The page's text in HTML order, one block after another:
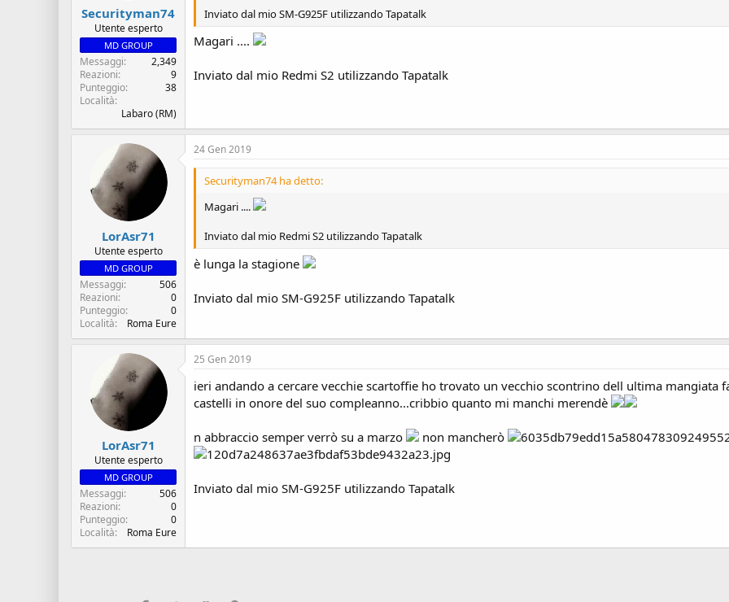
Securityman74
Utente esperto
MD GROUP
Messaggi
2,349
Reazioni
9
Punteggio
38
Località
Labaro (RM)
Inviato dal mio SM-G925F utilizzando Tapatalk
Magari ....
Inviato dal mio Redmi S2 utilizzando Tapatalk
LorAsr71
Utente esperto
MD GROUP
Messaggi
506
Reazioni
0
Punteggio
0
Località
Roma Eure
24 Gen 2019
Securityman74 ha detto:
Magari ....
Inviato dal mio Redmi S2 utilizzando Tapatalk
è lunga la stagione
Inviato dal mio SM-G925F utilizzando Tapatalk
LorAsr71
Utente esperto
MD GROUP
Messaggi
506
Reazioni
0
Punteggio
0
Località
Roma Eure
25 Gen 2019
ieri andando a cercare vecchie scartoffie ho trovato un vecchio scontrino dell ultima mangiata
castelli in onore del suo compleanno...cribbio quanto mi manchi merendè
n abbraccio semper verrò su a marzo non mancherò
Inviato dal mio SM-G925F utilizzando Tapatalk